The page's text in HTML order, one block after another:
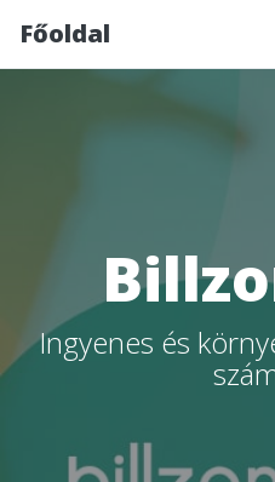
Főoldal
Ingyenes és